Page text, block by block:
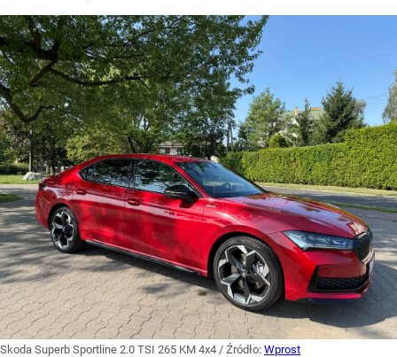
Skoda Superb Sportline 2.0 TSI 265 KM 4x4 / Źródło: Wprost